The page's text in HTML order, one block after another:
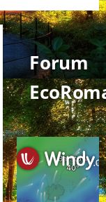
Forum